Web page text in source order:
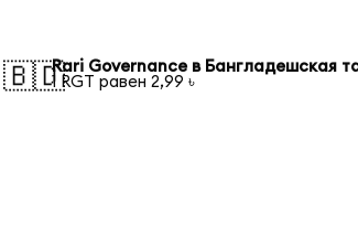
🇧🇩Rari Governance в Бангладешская
1 RGT равен 2,99 ৳